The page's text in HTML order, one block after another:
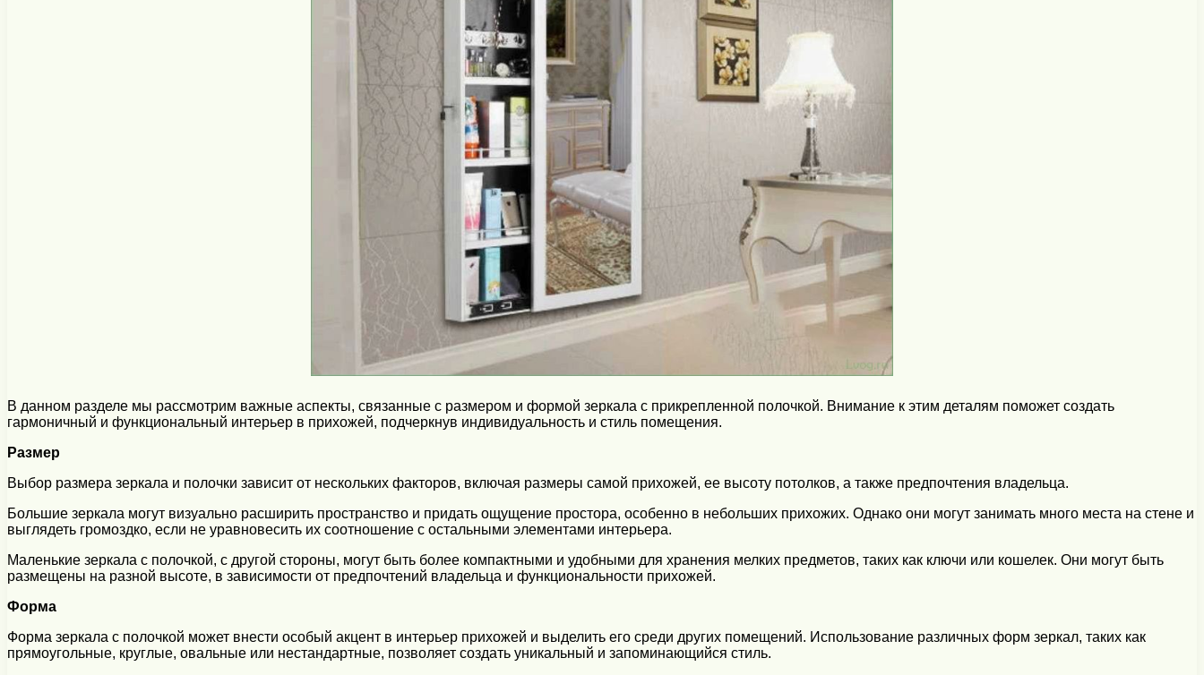
В данном разделе мы рассмотрим важные аспекты, связанные с размером и формой зеркала с прикрепленной полочкой. Внимание к этим деталям поможет создать
гармоничный и функциональный интерьер в прихожей, подчеркнув индивидуальность и стиль помещения.
Размер
Выбор размера зеркала и полочки зависит от нескольких факторов, включая размеры самой прихожей, ее высоту потолков, а также предпочтения владельца.
Большие зеркала могут визуально расширить пространство и придать ощущение простора, особенно в небольших прихожих. Однако они могут занимать много места на стене и
выглядеть громоздко, если не уравновесить их соотношение с остальными элементами интерьера.
Маленькие зеркала с полочкой, с другой стороны, могут быть более компактными и удобными для хранения мелких предметов, таких как ключи или кошелек. Они могут быть
размещены на разной высоте, в зависимости от предпочтений владельца и функциональности прихожей.
Форма
Форма зеркала с полочкой может внести особый акцент в интерьер прихожей и выделить его среди других помещений. Использование различных форм зеркал, таких как
прямоугольные, круглые, овальные или нестандартные, позволяет создать уникальный и запоминающийся стиль.